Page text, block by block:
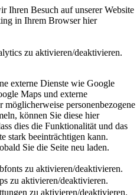
Ihren Besuch auf unserer Website
in Ihrem Browser hier
zu aktivieren/deaktivieren.
externe Dienste wie Google
Maps und externe
personenbezogene
können Sie diese hier
dies die Funktionalität und das
stark beeinträchtigen kann.
Sie die Seite neu laden.
zu aktivieren/deaktivieren.
zu aktivieren/deaktivieren.
zu aktivieren/deaktivieren.